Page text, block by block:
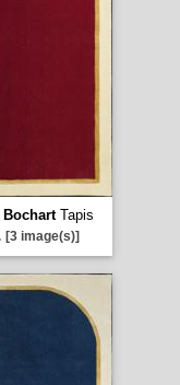
Tapis
[3 image(s)]